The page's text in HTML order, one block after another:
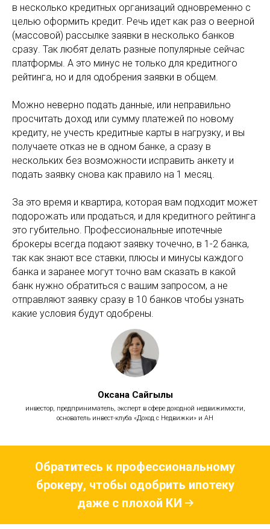
в несколько кредитных организаций одновременно с
целью оформить кредит. Речь идет как раз о веерной
(массовой) рассылке заявки в несколько банков
сразу. Так любят делать разные популярные сейчас
платформы. А это минус не только для кредитного
рейтинга, но и для одобрения заявки в общем.
Можно неверно подать данные, или неправильно
просчитать доход или сумму платежей по новому
кредиту, не учесть кредитные карты в нагрузку, и вы
получаете отказ не в одном банке, а сразу в
нескольких без возможности исправить анкету и
подать заявку снова как правило на 1 месяц.
За это время и квартира, которая вам подходит может
подорожать или продаться, и для кредитного рейтинга
это губительно. Профессиональные ипотечные
брокеры всегда подают заявку точечно, в 1-2 банка,
так как знают все ставки, плюсы и минусы каждого
банка и заранее могут точно вам сказать в какой
банк нужно обратиться с вашим запросом, а не
отправляют заявку сразу в 10 банков чтобы узнать
какие условия будут одобрены.
Оксана Сайгылы
инвестор, предприниматель, эксперт в сфере доходной недвижимости,
основатель инвест-клуба «Доход с Недвижки» и АН
Обратитесь к профессиональному
брокеру, чтобы одобрить ипотеку
даже с плохой КИ